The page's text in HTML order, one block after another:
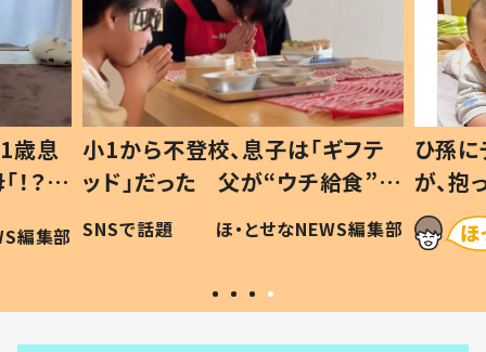
歳息
？」
編集部
小1から不登校、息子は「ギフテ
ッド」だった 父が“ウチ給食”を
作り続ける理由とは #令和の親
#令和の子
SNSで話題 ほ・とせなNEWS編集部
ひ孫
が、
「涙が
い」